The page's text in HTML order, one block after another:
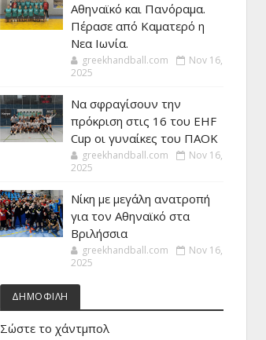
Αθηναϊκό και Πανόραμα.
Πέρασε από Καματερό η
Νεα Ιωνία.
greekhandball.com
Nov 16,
2025
Να σφραγίσουν την
πρόκριση στις 16 του EHF
Cup οι γυναίκες του ΠΑΟΚ
greekhandball.com
Nov 16,
2025
Νίκη με μεγάλη ανατροπή
για τον Αθηναϊκό στα
Βριλήσσια
greekhandball.com
Nov 16,
2025
ΔΗΜΟΦΙΛΗ
Σώστε το χάντμπολ